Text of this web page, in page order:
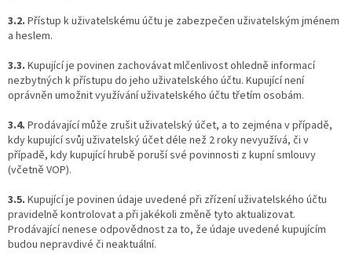
3.2. Přístup k uživatelskému účtu je zabezpečen uživatelským jménem
a heslem.
3.3. Kupující je povinen zachovávat mlčenlivost ohledně informací
nezbytných k přístupu do jeho uživatelského účtu. Kupující není
oprávněn umožnit využívání uživatelského účtu třetím osobám.
3.4. Prodávající může zrušit uživatelský účet, a to zejména v případě,
kdy kupující svůj uživatelský účet déle než 2 roky nevyužívá, či v
případě, kdy kupující hrubě poruší své povinnosti z kupní smlouvy
(včetně VOP).
3.5. Kupující je povinen údaje uvedené při zřízení uživatelského účtu
pravidelně kontrolovat a při jakékoli změně tyto aktualizovat.
Prodávající nenese odpovědnost za to, že údaje uvedené kupujícím
budou nepravdivé či neaktuální.